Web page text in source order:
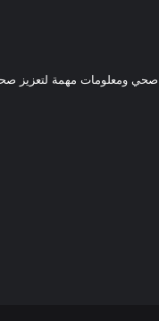
ومعلومات مهمة لتعزيز